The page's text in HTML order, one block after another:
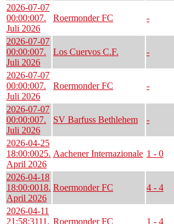
2026-07-07
00:00:007.
Juli 2026
Roermonder FC -
2026-07-07
00:00:007.
Juli 2026
Los Cuervos C.F. -
2026-07-07
00:00:007.
Juli 2026
Roermonder FC -
2026-07-07
00:00:007.
Juli 2026
SV Barfuss Bethlehem -
2026-04-25
18:00:0025.
April 2026
Aachener Internazionale 1 - 0
2026-04-18
18:00:0018.
April 2026
Roermonder FC 4 - 4
2026-04-11
21:58:3111. Roermonder FC 1 - 4